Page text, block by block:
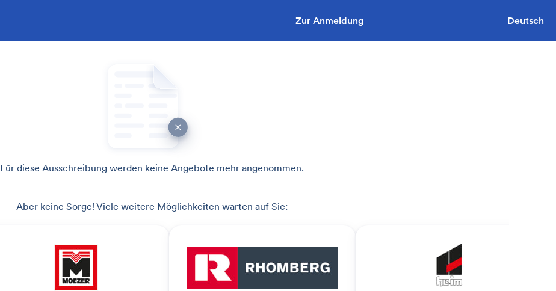
Zur Anmeldung Deutsch
Für diese Ausschreibung werden keine Angebote mehr angenommen.
Aber keine Sorge! Viele weitere Möglichkeiten warten auf Sie: